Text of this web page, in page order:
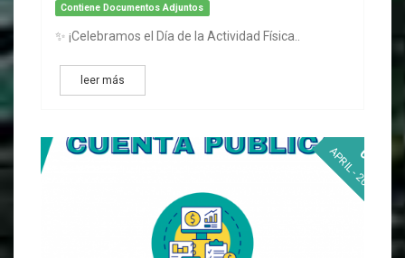
Contiene Documentos Adjuntos
✨ ¡Celebramos el Día de la Actividad Física..
leer más
02
APRIL - 2026